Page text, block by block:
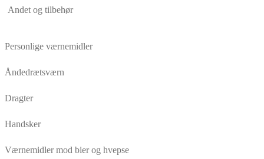
Andet og tilbehør
Personlige værnemidler
Åndedrætsværn
Dragter
Handsker
Værnemidler mod bier og hvepse